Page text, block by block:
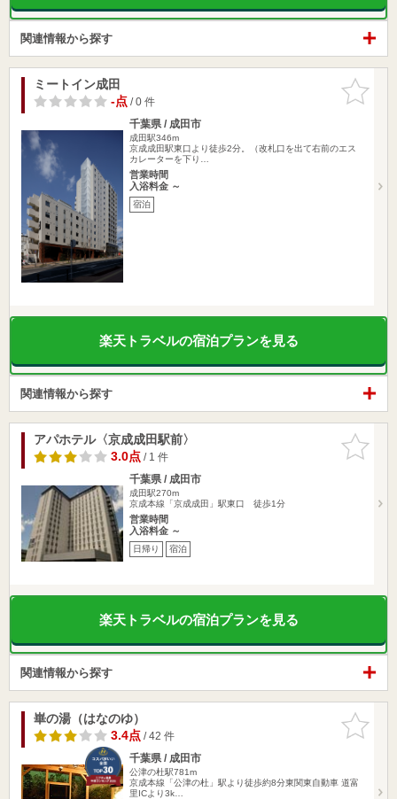
関連情報から探す
お気に入
りに追加
ミートイン成田
-点/ 0 件
千葉県 / 成田市
成田駅346m
京成成田駅東口より徒歩2分。（改札口を出て右前のエス
カレーターを下り…
営業時間
入浴料金 ～
宿泊
楽天トラベルの宿泊プランを見る
関連情報から探す
お気に入
りに追加
アパホテル〈京成成田駅前〉
3.0点/ 1 件
千葉県 / 成田市
成田駅270m
京成本線「京成成田」駅東口 徒歩1分
営業時間
入浴料金 ～
日帰り 宿泊
楽天トラベルの宿泊プランを見る
関連情報から探す
お気に入
りに追加
崋の湯（はなのゆ）
3.4点/ 42 件
千葉県 / 成田市
公津の杜駅781m
京成本線「公津の杜」駅より徒歩約8分東関東自動車 道富
里ICより3k…